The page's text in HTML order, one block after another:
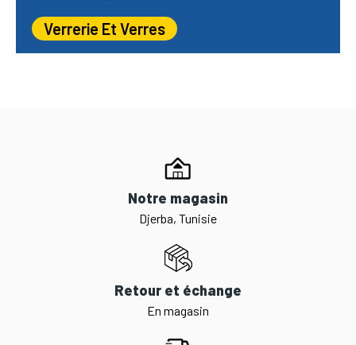
Verrerie Et Verres
Notre magasin
Djerba, Tunisie
Retour et échange
En magasin